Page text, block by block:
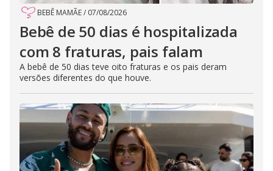
BEBÊ MAMÃE/ 07/08/2026
Bebê de 50 dias é hospitalizada
com 8 fraturas, pais falam
A bebê de 50 dias teve oito fraturas e os pais deram
versões diferentes do que houve.